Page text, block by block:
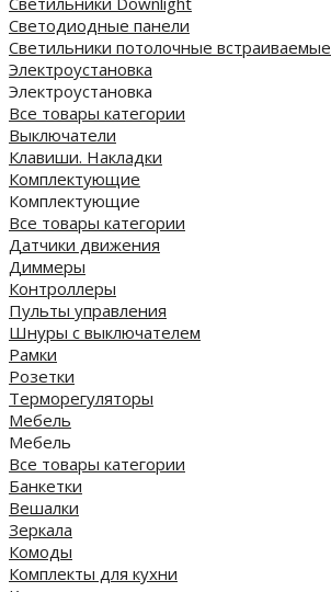
Светодиодные панели
Cветильники потолочные встраиваемые
Электроустановка
Электроустановка
Все товары категории
Выключатели
Клавиши. Накладки
Комплектующие
Комплектующие
Все товары категории
Датчики движения
Диммеры
Контроллеры
Пульты управления
Шнуры с выключателем
Рамки
Розетки
Терморегуляторы
Мебель
Мебель
Все товары категории
Банкетки
Вешалки
Зеркала
Комоды
Комплекты для кухни